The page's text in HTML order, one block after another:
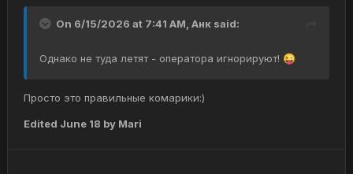
On 6/15/2026 at 7:41 AM, Анк said:
Однако не туда летят - оператора игнорируют! 😜
Просто это правильные комарики:)
Edited June 18 by Mari